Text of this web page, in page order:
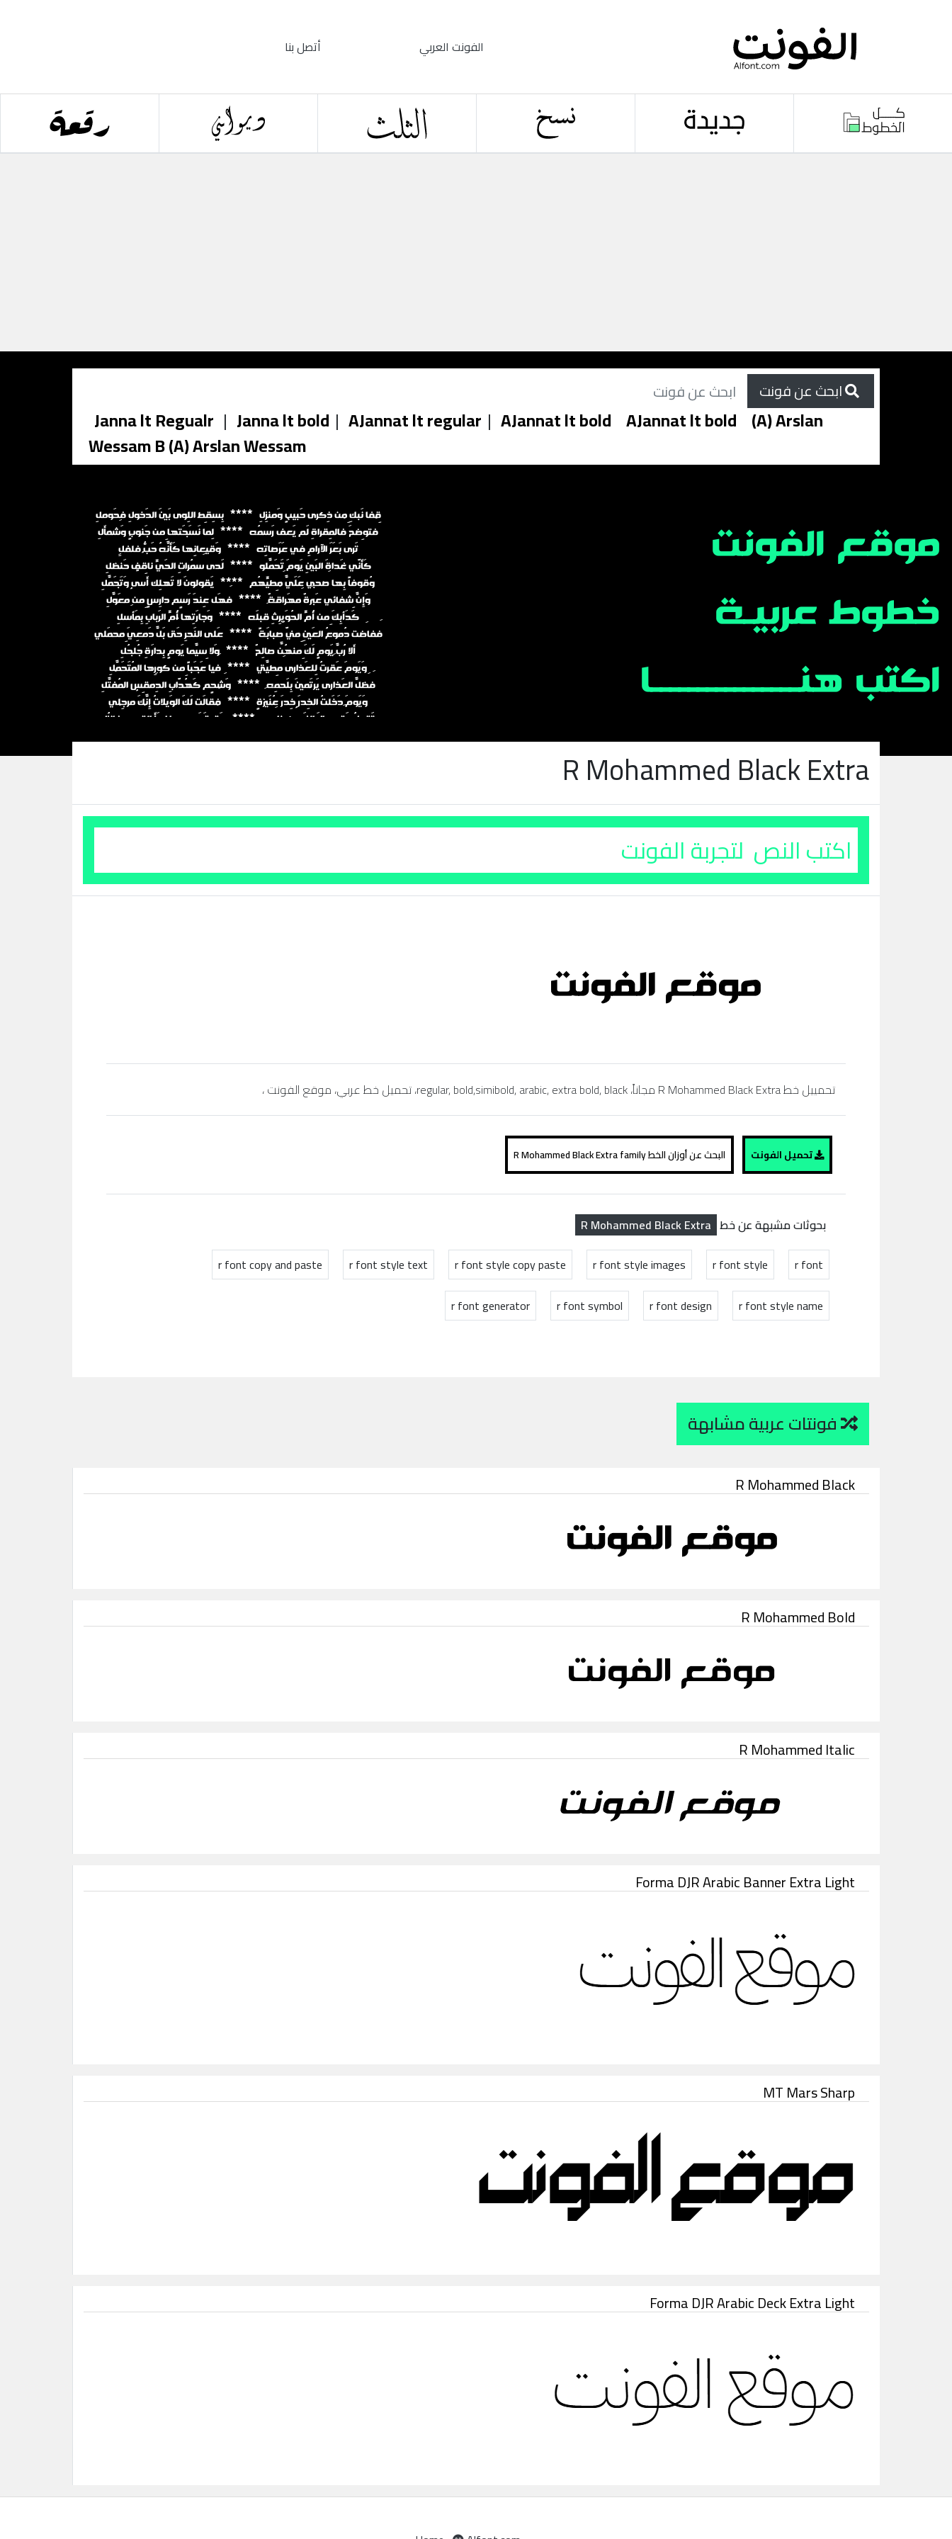
الفونت العربي أتصل بنا
Janna lt Regualr | Janna lt bold | AJannat lt regular | AJannat lt bold AJannat lt bold (A) Arslan
Wessam B (A) Arslan Wessam
R Mohammed Black Extra
تحمييل خط R Mohammed Black Extra مجاناً، regular, bold,simibold, arabic, extra bold, black، تحميل خط عربي، موقع الفونت ،
تحميل الفونت البحث عن أوزان الخط R Mohammed Black Extra family
بحوثات مشبهة عن خط R Mohammed Black Extra
r font
r font style
r font style images
r font style copy paste
r font style text
r font copy and paste
r font style name
r font design
r font symbol
r font generator
R Mohammed Black
R Mohammed Bold
R Mohammed Italic
Forma DJR Arabic Banner Extra Light
MT Mars Sharp
Forma DJR Arabic Deck Extra Light